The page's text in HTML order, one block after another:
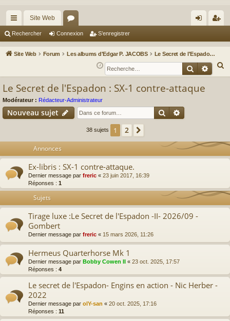
cc
ès
Site Web
or
u ne
xi
nr
eg
Rechercher Connexion S’enregistrer
Site Web Forum Les albums d'Edgar P. JACOBS
Le Secret de l'Espadon : SX-1 contre-attaque
e
h
e
Le Secret de l'Espadon : SX-1 contre-attaque
Modérateur : Rédacteur-Administrateur
Nouveau sujet Rechercher
38 sujets 1 2
Annonces
Ex-libris : SX-1 contre-attaque.
Dernier message par freric « 23 juin 2017, 16:39
Réponses : 1
Sujets
Tirage luxe :Le Secret de l'Espadon -II- 2026/09 -
Gombert
Dernier message par freric « 15 mars 2026, 11:26
Hermeus Quarterhorse Mk 1
Dernier message par Bobby Cowen II « 23 oct. 2025, 17:57
Réponses : 4
Le secret de l'Espadon- Engins en action - Nic Herber -
2022
Dernier message par olY-san « 20 oct. 2025, 17:16
Réponses : 11